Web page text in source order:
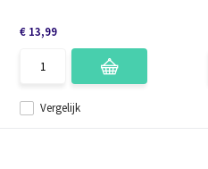
Vergelijk
€ 13,99